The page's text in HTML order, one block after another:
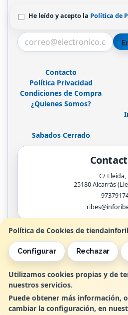
Política de Cookies de
Configurar Rechazar
Utilizamos cookies propias y de
nuestros servicios.
Puede obtener más información,
cambiar la configuración, en
He leído y acepto la Política de
Contacto
Política Privacidad
Condiciones de Compra
¿Quienes Somos?
Sabados Cerrado
C/ Lleida,
25180Alcarràs
de 9:00am - 13:30am /
, , , , España. - C.I.F.: